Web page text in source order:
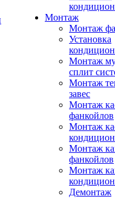
Монтаж
Монтаж
Установка
Монтаж
сплит
Монтаж
завес
Монтаж
фанкойлов
Монтаж
Монтаж
фанкойлов
Монтаж
Демонтаж